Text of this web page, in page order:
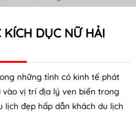
NAM
KÍCH DỤC NỮ HẢI
những tỉnh có kinh tế phát
vị trí địa lý ven biển trong
lịch đẹp hấp dẫn khách du lịch